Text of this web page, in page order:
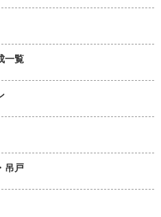
一覧
吊戸